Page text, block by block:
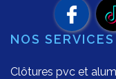
NOS SERVICES
Clôtures pvc et